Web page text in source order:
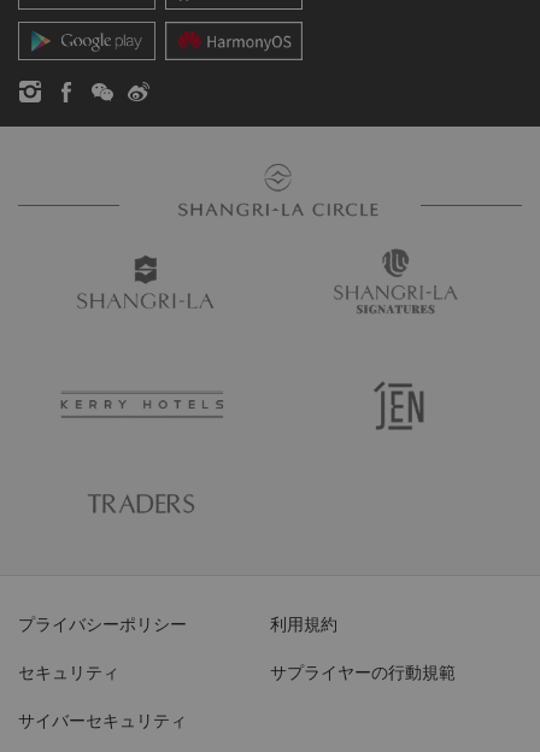
お問い合わせ
プライバシーポリシー 利用規約
セキュリティ サプライヤーの行動規範
サイバーセキュリティ